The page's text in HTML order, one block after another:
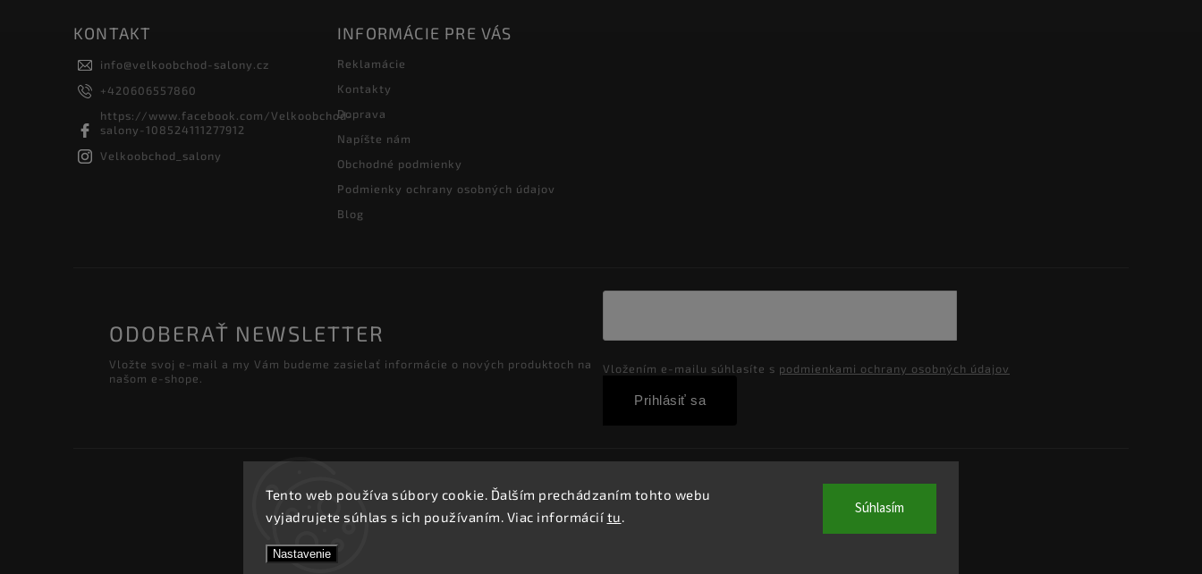
Tento web používa súbory cookie. Ďalším prechádzaním tohto webu
vyjadrujete súhlas s ich používaním. Viac informácií tu.
Nastavenie
Súhlasím
KONTAKT
info@velkoobchod-salony.cz
+420606557860
https://www.facebook.com/Velkoobchod-
salony-108524111277912
Velkoobchod_salony
INFORMÁCIE PRE VÁS
Reklamácie
Kontakty
Doprava
Napíšte nám
Obchodné podmienky
Podmienky ochrany osobných údajov
Blog
ODOBERAŤ NEWSLETTER
Vložte svoj e-mail a my Vám budeme zasielať informácie o nových produktoch na
našom e-shope.
Vložením e-mailu súhlasíte s podmienkami ochrany osobných údajov
Prihlásiť sa
Copyright 2026Velkoobchod-salony.sk
Vytvořil